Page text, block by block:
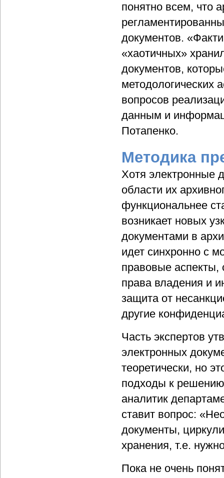
понятно всем, что
документов.
«хаотичных»
документов,
методологических
вопросов
данным и
Потапенко.
Методика
Хотя электронные
области их
функциональнее
возникает новых
документами в
идет синхронно с
правовые аспекты,
права владения и
защита от
другие
Часть экспертов
электронных
теоретически, но
подходы к
аналитик
ставит вопрос:
документы,
хранения, т.е.
Пока не очень